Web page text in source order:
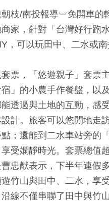
枝/南投報導︺免開車的
家，針對「台灣好行跑
，可以玩田中、二水或
票，「悠遊親子」套票
宿」的小農手作餐盤，
能透過與土地的互動，感
計。旅客可以悠閒地走
；還能到二水車站旁的
受嫻靜時光。套票總值
忠猷表示，下半年連假
竹山與田中、二水，享
線不僅串聯了田中與竹
6015+
生活
254+
兩岸
兩
流